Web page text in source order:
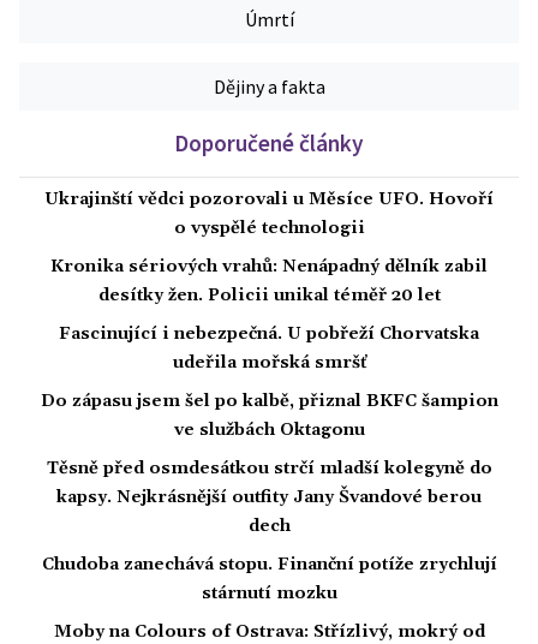
Úmrtí
Dějiny a fakta
Doporučené články
Ukrajinští vědci pozorovali u Měsíce UFO. Hovoří
o vyspělé technologii
Kronika sériových vrahů: Nenápadný dělník zabil
desítky žen. Policii unikal téměř 20 let
Fascinující i nebezpečná. U pobřeží Chorvatska
udeřila mořská smršť
Do zápasu jsem šel po kalbě, přiznal BKFC šampion
ve službách Oktagonu
Těsně před osmdesátkou strčí mladší kolegyně do
kapsy. Nejkrásnější outfity Jany Švandové berou
dech
Chudoba zanechává stopu. Finanční potíže zrychlují
stárnutí mozku
Moby na Colours of Ostrava: Střízlivý, mokrý od